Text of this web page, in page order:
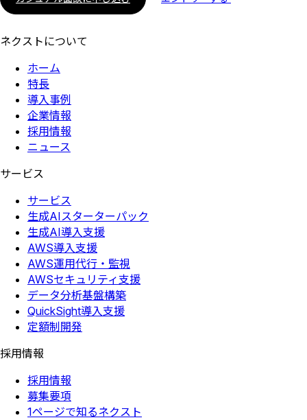
ネクストについて
ホーム
特長
導入事例
企業情報
採用情報
ニュース
サービス
サービス
生成AIスターターパック
生成AI導入支援
AWS導入支援
AWS運用代行・監視
AWSセキュリティ支援
データ分析基盤構築
QuickSight導入支援
定額制開発
採用情報
採用情報
募集要項
1ページで知るネクスト